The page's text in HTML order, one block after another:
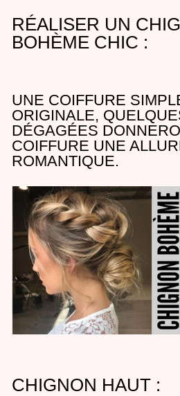
RÉALISER UN
BOHÈME CHIC :
UNE COIFFURE
ORIGINALE,
DÉGAGÉES
COIFFURE UNE
ROMANTIQUE.
CHIGNON HAUT :